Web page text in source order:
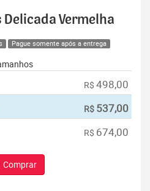
Delicada Vermelha
Pague somente após a entrega
R$ 498,00
R$ 537,00
R$ 674,00
Comprar